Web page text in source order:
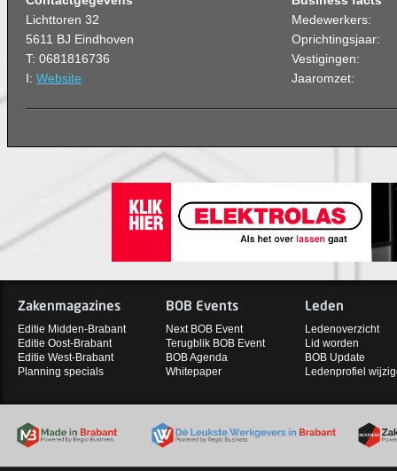
Lichttoren 32
5611 BJ Eindhoven
T: 0681816736
I: Website
Medewerkers:
Oprichtingsjaar:
Vestigingen:
Jaaromzet:
Zakenmagazines
Editie Midden-Brabant
Editie Oost-Brabant
Editie West-Brabant
Planning specials
BOB Events
Next BOB Event
Terugblik BOB Event
BOB Agenda
Whitepaper
Leden
Ledenoverzicht
Lid worden
BOB Update
Ledenprofiel